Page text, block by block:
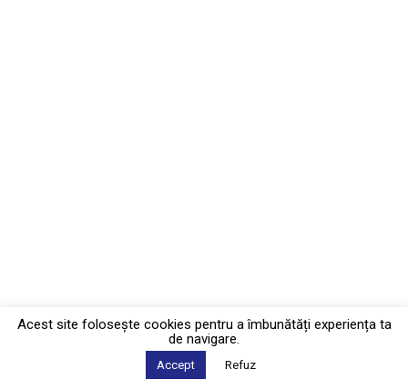
Acest site foloseşte cookies pentru a îmbunătăți experiența ta
de navigare.
Accept Refuz